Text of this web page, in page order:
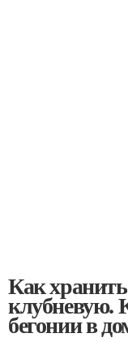
Как
клубневую.
бегонии в